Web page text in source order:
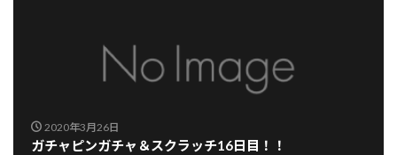
2020年3月26日
ガチャピンガチャ＆スクラッチ16日目！！